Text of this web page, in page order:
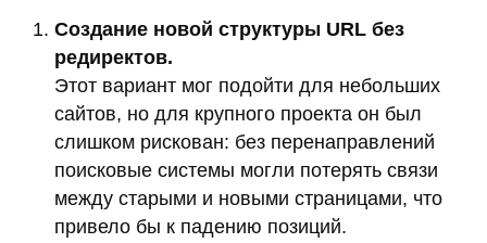
Как убрали фейковые отзывы:
Официальные запросы в поддержку
сервисов
В поддержку Яндекс.Карт, Google Maps и 2ГИС
были отправлены обращения с просьбой
удалить заведомо ложные отзывы. В запросах